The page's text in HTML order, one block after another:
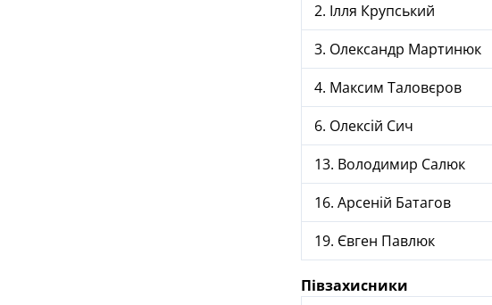
2. Ілля Крупський
3. Олександр Мартинюк
4. Максим Таловєров
6. Олексій Сич
13. Володимир Салюк
16. Арсеній Батагов
19. Євген Павлюк
Півзахисники